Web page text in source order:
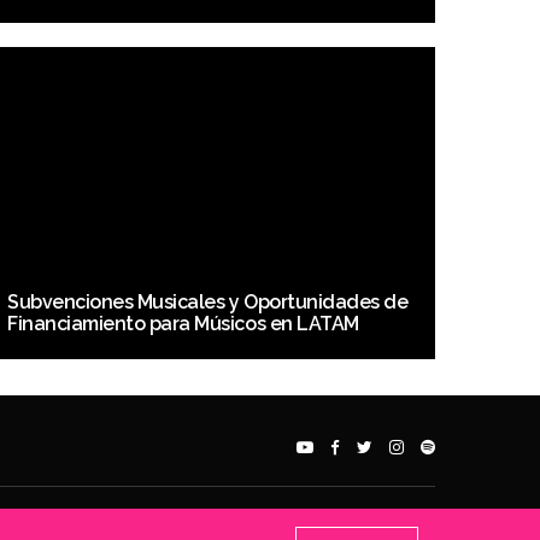
Subvenciones Musicales y Oportunidades de
Financiamiento para Músicos en LATAM